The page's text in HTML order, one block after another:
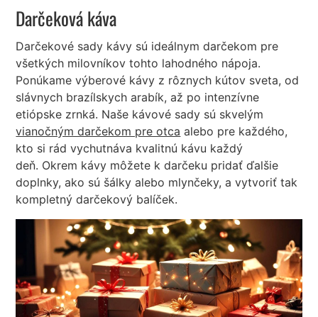
Darčeková káva
Darčekové sady kávy sú ideálnym darčekom pre
všetkých milovníkov tohto lahodného nápoja.
Ponúkame výberové kávy z rôznych kútov sveta, od
slávnych brazílskych arabík, až po intenzívne
etiópske zrnká. Naše kávové sady sú skvelým
vianočným darčekom pre otca alebo pre každého,
kto si rád vychutnáva kvalitnú kávu každý
deň. Okrem kávy môžete k darčeku pridať ďalšie
doplnky, ako sú šálky alebo mlynčeky, a vytvoriť tak
kompletný darčekový balíček.